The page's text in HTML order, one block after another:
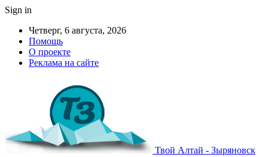
Sign in
Четверг, 6 августа, 2026
Помощь
О проекте
Реклама на сайте
Твой Алтай - Зыряновск